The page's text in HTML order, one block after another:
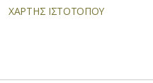
ΧΑΡΤΗΣ ΙΣΤΟΤΟΠΟΥ